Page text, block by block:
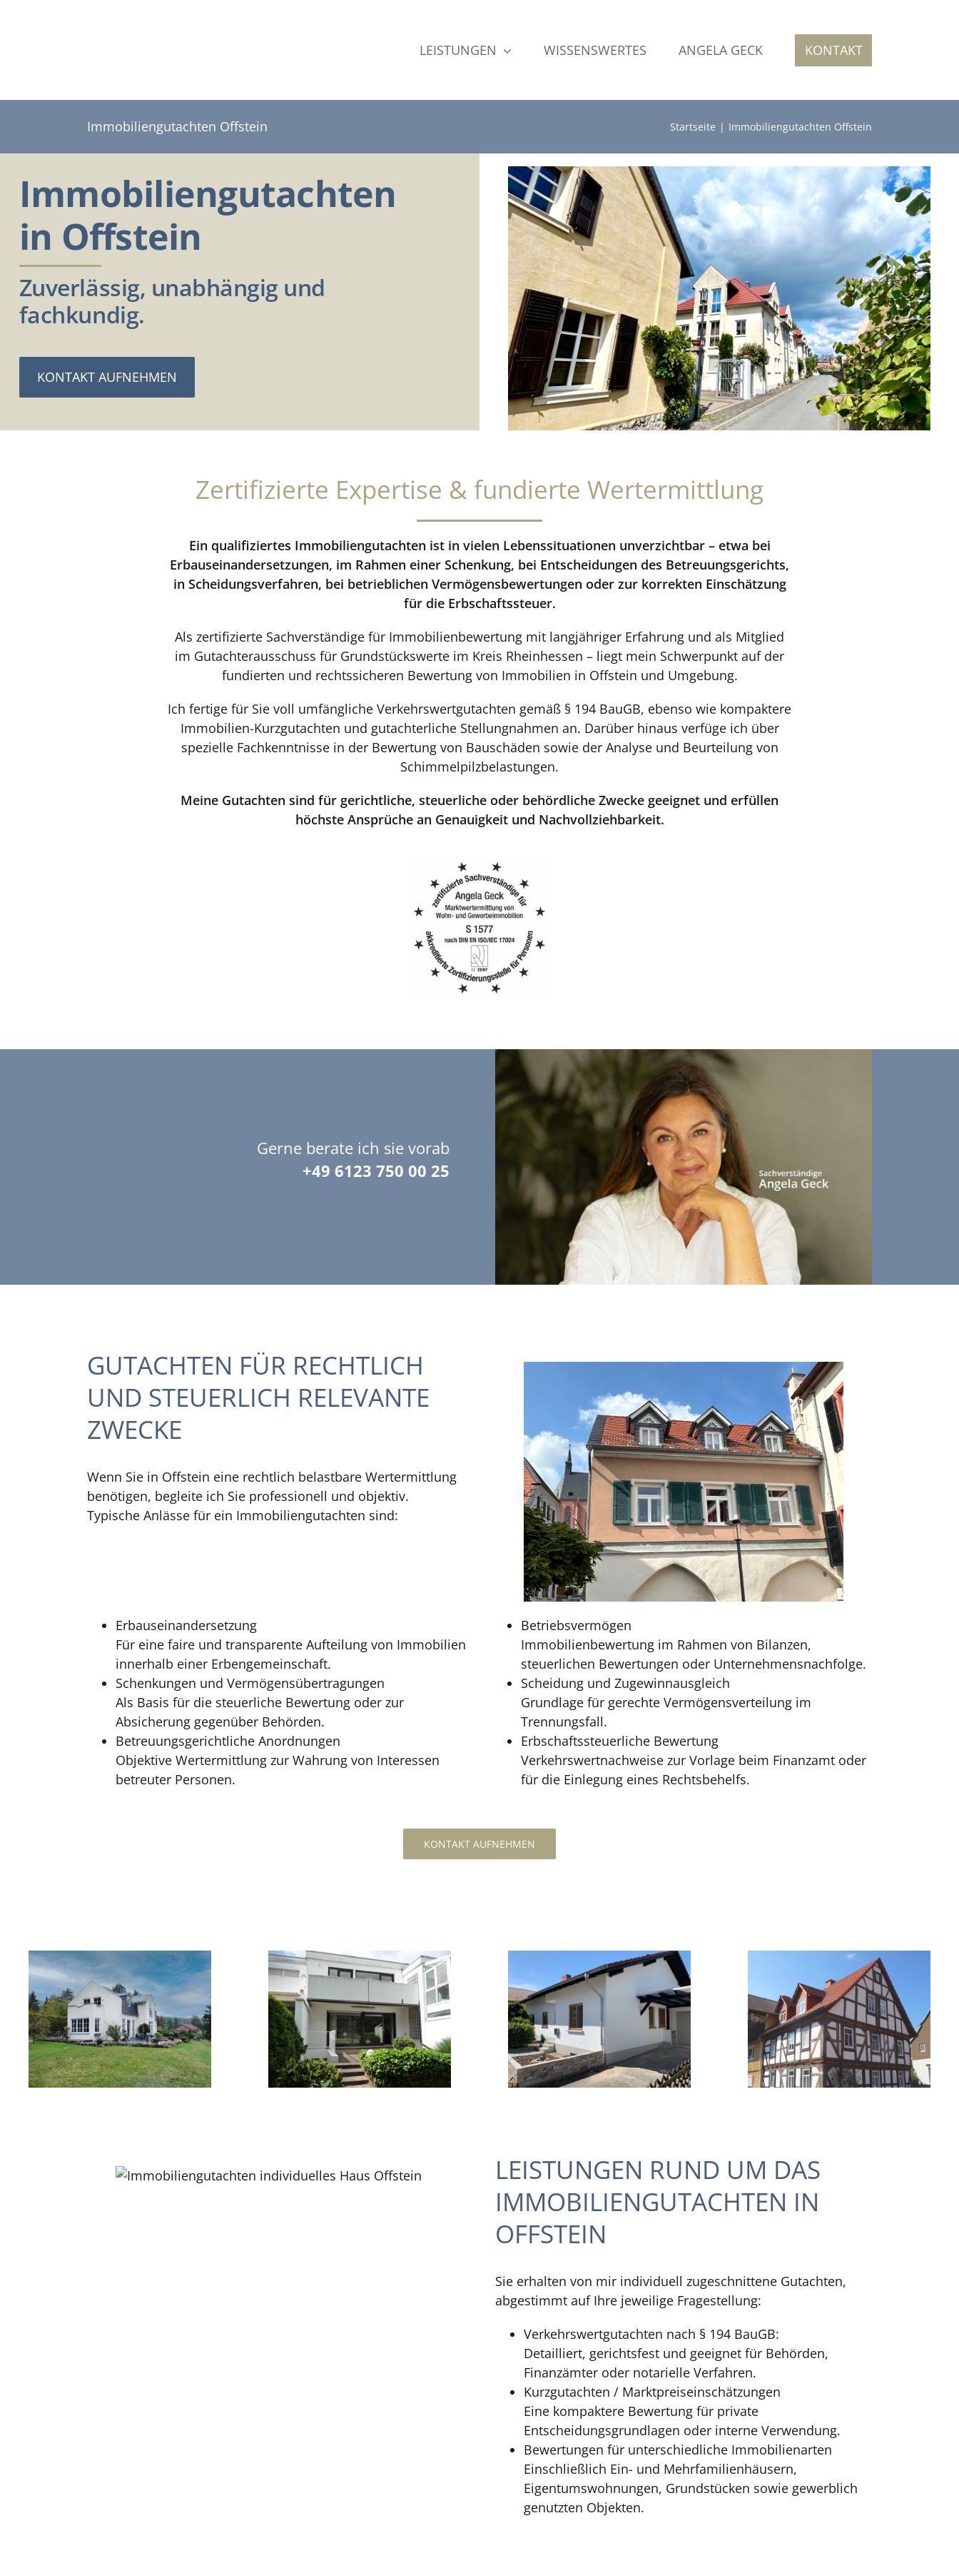
LEISTUNGEN WISSENSWERTES ANGELA GECK KONTAKT
Immobiliengutachten Offstein Startseite Immobiliengutachten Offstein
Immobiliengutachten
in Offstein
Zuverlässig, unabhängig und
fachkundig.
KONTAKT AUFNEHMEN
Zertifizierte Expertise & fundierte Wertermittlung
Ein qualifiziertes Immobiliengutachten ist in vielen Lebenssituationen unverzichtbar – etwa bei
Erbauseinandersetzungen, im Rahmen einer Schenkung, bei Entscheidungen des Betreuungsgerichts,
in Scheidungsverfahren, bei betrieblichen Vermögensbewertungen oder zur korrekten Einschätzung
für die Erbschaftssteuer.
Als zertifizierte Sachverständige für Immobilienbewertung mit langjähriger Erfahrung und als Mitglied
im Gutachterausschuss für Grundstückswerte im Kreis Rheinhessen – liegt mein Schwerpunkt auf der
fundierten und rechtssicheren Bewertung von Immobilien in Offstein und Umgebung.
Ich fertige für Sie voll umfängliche Verkehrswertgutachten gemäß § 194 BauGB, ebenso wie kompaktere
Immobilien-Kurzgutachten und gutachterliche Stellungnahmen an. Darüber hinaus verfüge ich über
spezielle Fachkenntnisse in der Bewertung von Bauschäden sowie der Analyse und Beurteilung von
Schimmelpilzbelastungen.
Meine Gutachten sind für gerichtliche, steuerliche oder behördliche Zwecke geeignet und erfüllen
höchste Ansprüche an Genauigkeit und Nachvollziehbarkeit.
Gerne berate ich sie vorab
+49 6123 750 00 25
GUTACHTEN FÜR RECHTLICH
UND STEUERLICH RELEVANTE
ZWECKE
Wenn Sie in Offstein eine rechtlich belastbare Wertermittlung
benötigen, begleite ich Sie professionell und objektiv.
Typische Anlässe für ein Immobiliengutachten sind:
Erbauseinandersetzung
Für eine faire und transparente Aufteilung von Immobilien
innerhalb einer Erbengemeinschaft.
Schenkungen und Vermögensübertragungen
Als Basis für die steuerliche Bewertung oder zur
Absicherung gegenüber Behörden.
Betreuungsgerichtliche Anordnungen
Objektive Wertermittlung zur Wahrung von Interessen
betreuter Personen.
Betriebsvermögen
Immobilienbewertung im Rahmen von Bilanzen,
steuerlichen Bewertungen oder Unternehmensnachfolge.
Scheidung und Zugewinnausgleich
Grundlage für gerechte Vermögensverteilung im
Trennungsfall.
Erbschaftssteuerliche Bewertung
Verkehrswertnachweise zur Vorlage beim Finanzamt oder
für die Einlegung eines Rechtsbehelfs.
KONTAKT AUFNEHMEN
LEISTUNGEN RUND UM DAS
IMMOBILIENGUTACHTEN IN
OFFSTEIN
Sie erhalten von mir individuell zugeschnittene Gutachten,
abgestimmt auf Ihre jeweilige Fragestellung:
Verkehrswertgutachten nach § 194 BauGB:
Detailliert, gerichtsfest und geeignet für Behörden,
Finanzämter oder notarielle Verfahren.
Kurzgutachten / Marktpreiseinschätzungen
Eine kompaktere Bewertung für private
Entscheidungsgrundlagen oder interne Verwendung.
Bewertungen für unterschiedliche Immobilienarten
Einschließlich Ein- und Mehrfamilienhäusern,
Eigentumswohnungen, Grundstücken sowie gewerblich
genutzten Objekten.